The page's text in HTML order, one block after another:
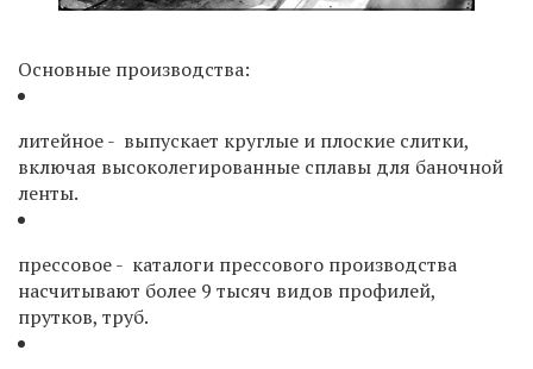
Основные производства:
литейное - выпускает круглые и плоские слитки,
включая высоколегированные сплавы для баночной
ленты.
прессовое - каталоги прессового производства
насчитывают более 9 тысяч видов профилей,
прутков, труб.